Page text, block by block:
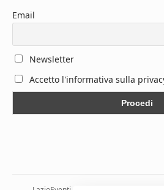
Email
Newsletter
Accetto l'informativa sulla